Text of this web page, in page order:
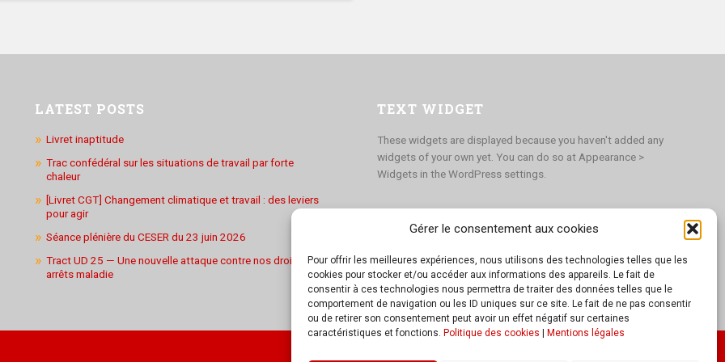
Gérer le consentement aux cookies
Pour offrir les meilleures expériences, nous utilisons des technologies telles que les
cookies pour stocker et/ou accéder aux informations des appareils. Le fait de
consentir à ces technologies nous permettra de traiter des données telles que le
comportement de navigation ou les ID uniques sur ce site. Le fait de ne pas consentir
ou de retirer son consentement peut avoir un effet négatif sur certaines
caractéristiques et fonctions. Politique des cookies Mentions légales
LATEST POSTS
Livret inaptitude
Trac confédéral sur les situations de travail par forte
chaleur
[Livret CGT] Changement climatique et travail : des leviers
pour agir
Séance plénière du CESER du 23 juin 2026
Tract UD 25 — Une nouvelle attaque contre nos droits : les
arrêts maladie
TEXT WIDGET
These widgets are displayed because you haven't added any
widgets of your own yet. You can do so at Appearance >
Widgets in the WordPress settings.